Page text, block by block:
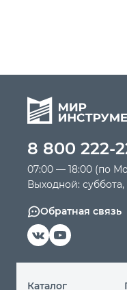
8 800 222-
07:00 — 18:00 (по
Выходной:
Обратная связь
Каталог